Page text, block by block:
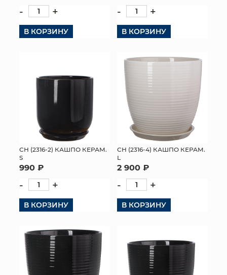
- +
В КОРЗИНУ
- +
В КОРЗИНУ
СН (2316-2) КАШПО КЕРАМ.
S
990 ₽
- +
В КОРЗИНУ
СН (2316-4) КАШПО КЕРАМ.
L
2 900 ₽
- +
В КОРЗИНУ